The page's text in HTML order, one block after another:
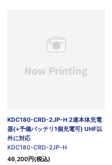
KDC180-CRD-2JP-H 2連本体充電
器(+予備バッテリ1個充電可) UHF以
外に対応
KDC180-CRD-2JP-H
46,200円(税込)